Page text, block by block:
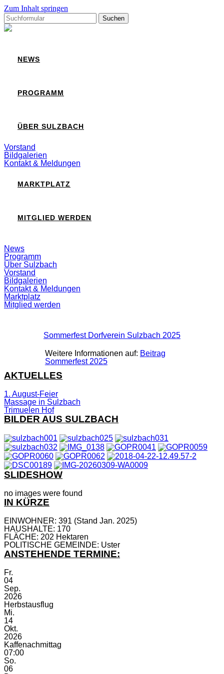
Zum Inhalt springen
Suchen
nach:
Sulzbach
NEWS
PROGRAMM
ÜBER SULZBACH
Vorstand
Bildgalerien
Kontakt & Meldungen
MARKTPLATZ
MITGLIED WERDEN
Suchfeld
ein-/ausblenden
News
Programm
Über Sulzbach
Vorstand
Bildgalerien
Kontakt & Meldungen
Marktplatz
Mitglied werden
Sommerfest Dorfverein Sulzbach 2025
Weitere Informationen auf: Beitrag
Sommerfest 2025
AKTUELLES
1. August-Feier
Massage in Sulzbach
Trimuelen Hof
BILDER AUS SULZBACH
SLIDESHOW
no images were found
IN KÜRZE
EINWOHNER: 391 (Stand Jan. 2025)
HAUSHALTE: 170
FLÄCHE: 202 Hektaren
POLITISCHE GEMEINDE: Uster
ANSTEHENDE TERMINE:
Fr.
04
Sep.
2026
Herbstausflug
Mi.
14
Okt.
2026
Kaffenachmittag
07:00
So.
06